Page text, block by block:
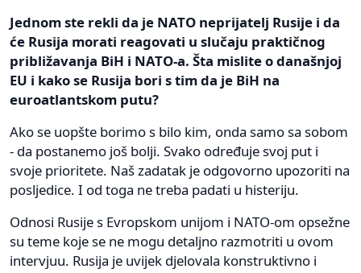
Jednom ste rekli da je NATO neprijatelj Rusije i da
će Rusija morati reagovati u slučaju praktičnog
približavanja BiH i NATO-a. Šta mislite o današnjoj
EU i kako se Rusija bori s tim da je BiH na
euroatlantskom putu?
Ako se uopšte borimo s bilo kim, onda samo sa sobom
- da postanemo još bolji. Svako određuje svoj put i
svoje prioritete. Naš zadatak je odgovorno upozoriti na
posljedice. I od toga ne treba padati u histeriju.
Odnosi Rusije s Evropskom unijom i NATO-om opsežne
su teme koje se ne mogu detaljno razmotriti u ovom
intervjuu. Rusija je uvijek djelovala konstruktivno i